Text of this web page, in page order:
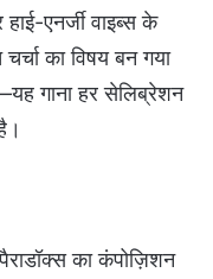
एनर्जी वाइब्स के
का विषय बन गया
गाना हर सेलिब्रेशन
का कंपोज़िशन